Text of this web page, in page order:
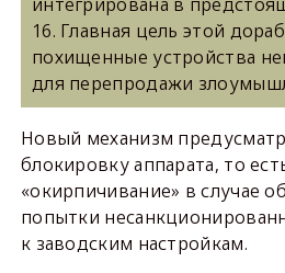
16. Главная цель этой
похищенные устройства
для перепродажи
Новый механизм
блокировку аппарата, то
«окирпичивание» в случае
попытки
к заводским настройкам.